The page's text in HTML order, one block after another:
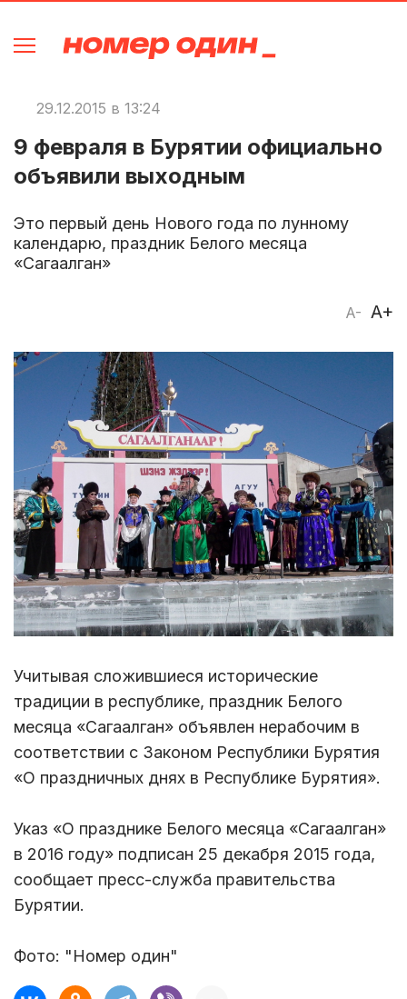
29.12.2015 в 13:24
9 февраля в Бурятии официально
объявили выходным
Это первый день Нового года по лунному
календарю, праздник Белого месяца
«Сагаалган»
A- A+
Учитывая сложившиеся исторические
традиции в республике, праздник Белого
месяца «Сагаалган» объявлен нерабочим в
соответствии с Законом Республики Бурятия
«О праздничных днях в Республике Бурятия».
Указ «О празднике Белого месяца «Сагаалган»
в 2016 году» подписан 25 декабря 2015 года,
сообщает пресс-служба правительства
Бурятии.
Фото: "Номер один"